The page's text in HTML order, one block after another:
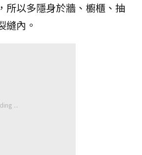
所以多隱身於牆、櫥櫃、抽
縫內。